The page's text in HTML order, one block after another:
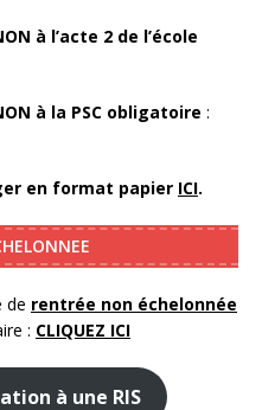
à l’acte 2 de l’école
à la PSC obligatoire :
en format papier ICI.
de rentrée non échelonnée
: CLIQUEZ ICI
à une RIS